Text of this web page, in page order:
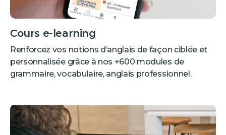
Cours e-learning
Renforcez vos notions d’anglais de façon ciblée et
personnalisée grâce à nos +600 modules de
grammaire, vocabulaire, anglais professionnel.